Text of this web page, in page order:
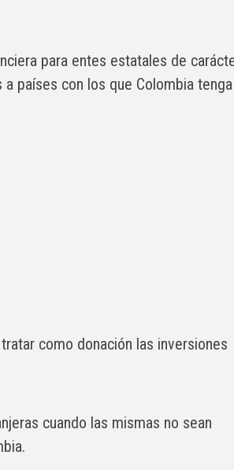
para entes estatales de
países con los que Colombia tenga
como donación las inversiones
cuando las mismas no sean